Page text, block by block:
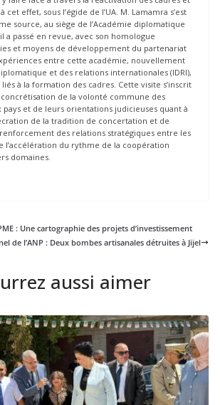
cet effet, sous l’égide de l’UA. M. Lamamra s’est
source, au siège de l’Académie diplomatique
a passé en revue, avec son homologue
et moyens de développement du partenariat
entre cette académie, nouvellement
et des relations internationales (IDRI),
à la formation des cadres. Cette visite s’inscrit
de la volonté commune des
pays et de leurs orientations judicieuses quant à
de la tradition de concertation et de
des relations stratégiques entre les
l’accélération du rythme de la coopération
domaines.
: Une cartographie des projets d’investissement
de l’ANP : Deux bombes artisanales détruites à Jijel
aussi aimer